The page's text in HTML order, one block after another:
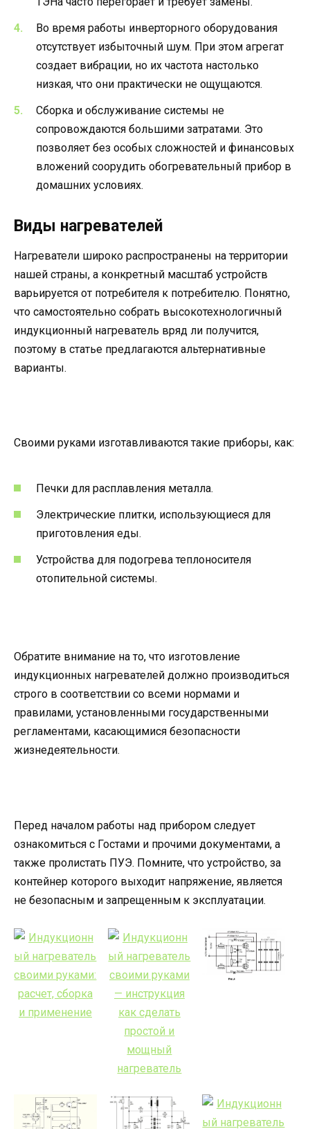
Во время работы инверторного оборудования
отсутствует избыточный шум. При этом агрегат
создает вибрации, но их частота настолько
низкая, что они практически не ощущаются.
Сборка и обслуживание системы не
сопровождаются большими затратами. Это
позволяет без особых сложностей и финансовых
вложений соорудить обогревательный прибор в
домашних условиях.
Виды нагревателей
Нагреватели широко распространены на территории
нашей страны, а конкретный масштаб устройств
варьируется от потребителя к потребителю. Понятно,
что самостоятельно собрать высокотехнологичный
индукционный нагреватель вряд ли получится,
поэтому в статье предлагаются альтернативные
варианты.
Своими руками изготавливаются такие приборы, как:
Печки для расплавления металла.
Электрические плитки, использующиеся для
приготовления еды.
Устройства для подогрева теплоносителя
отопительной системы.
Обратите внимание на то, что изготовление
индукционных нагревателей должно производиться
строго в соответствии со всеми нормами и
правилами, установленными государственными
регламентами, касающимися безопасности
жизнедеятельности.
Перед началом работы над прибором следует
ознакомиться с Гостами и прочими документами, а
также пролистать ПУЭ. Помните, что устройство, за
контейнер которого выходит напряжение, является
не безопасным и запрещенным к эксплуатации.